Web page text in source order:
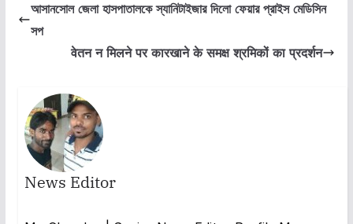
আসানসোল জেলা হাসপাতালকে স্যানিটাইজার দিলো ফেয়ার প্রাইস মেডিসিন
সপ
वेतन न मिलने पर कारखाने के समक्ष श्रमिकों का प्रदर्शन
News Editor